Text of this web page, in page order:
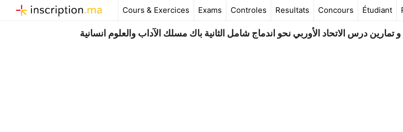
au
Cours & Exercices Exams Controles Resultats Concours Étudiant
درس الاتحاد الأوربي نحو اندماج شامل الثانية باك مسلك الآداب والعلوم انسانية